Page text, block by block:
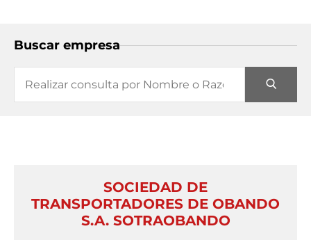
Buscar empresa
SOCIEDAD DE
TRANSPORTADORES DE OBANDO
S.A. SOTRAOBANDO